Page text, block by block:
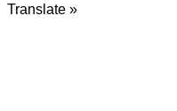
Translate »